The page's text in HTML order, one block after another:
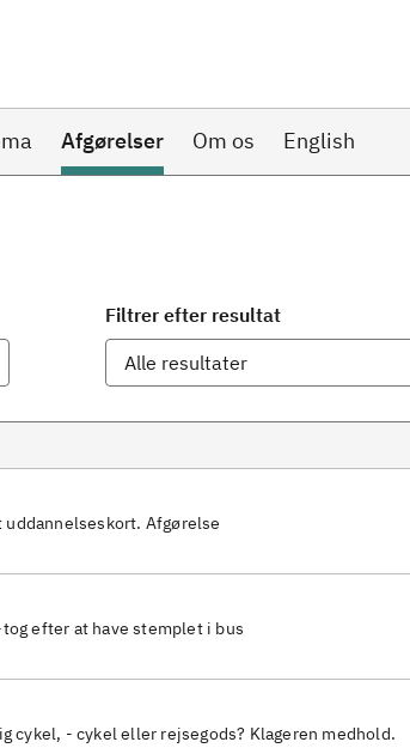
Afgørelser Om os English
Filtrer efter resultat
Afgørelse
efter at have stemplet i bus
cykel, - cykel eller rejsegods? Klageren medhold.